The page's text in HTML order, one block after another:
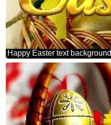
Happy Easter text background